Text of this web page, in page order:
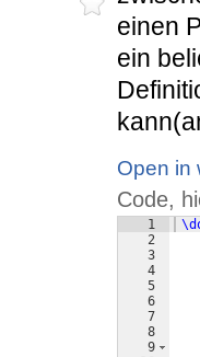
einen
ein
Open in
Code,
1
2
3
4
5
6
7
8
9